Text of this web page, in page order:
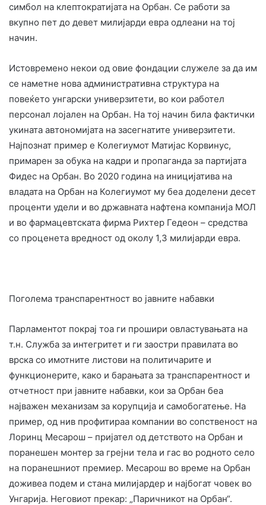
симбол на клептократијата на Орбан. Се работи за
вкупно пет до девет милијарди евра одлеани на тој
начин.
Истовремено некои од овие фондации служеле за да им
се наметне нова административна структура на
повеќето унгарски универзитети, во кои работел
персонал лојален на Орбан. На тој начин била фактички
укината автономијата на засегнатите универзитети.
Најпознат пример е Колегиумот Матијас Корвинус,
примарен за обука на кадри и пропаганда за партијата
Фидес на Орбан. Во 2020 година на иницијатива на
владата на Орбан на Колегиумот му беа доделени десет
проценти удели и во државната нафтена компанија МОЛ
и во фармацевтската фирма Рихтер Гедеон – средства
со проценета вредност од околу 1,3 милијарди евра.
Поголема транспарентност во јавните набавки
Парламентот покрај тоа ги прошири овластувањата на
т.н. Служба за интегритет и ги заостри правилата во
врска со имотните листови на политичарите и
функционерите, како и барањата за транспарентност и
отчетност при јавните набавки, кои за Орбан беа
најважен механизам за корупција и самобогатење. На
пример, од нив профитираа компании во сопственост на
Лоринц Месарош – пријател од детството на Орбан и
поранешен монтер за грејни тела и гас во родното село
на поранешниот премиер. Месарош во време на Орбан
доживеа подем и стана милијардер и најбогат човек во
Унгарија. Неговиот прекар: „Паричникот на Орбан“.